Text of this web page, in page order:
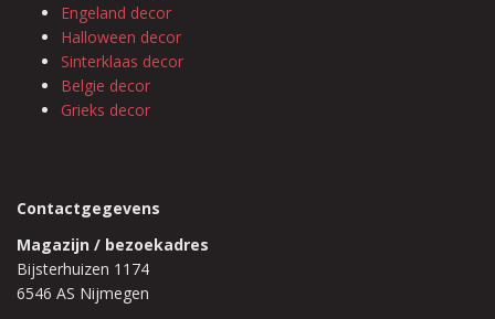
Engeland decor
Halloween decor
Sinterklaas decor
Belgie decor
Grieks decor
Contactgegevens
Magazijn / bezoekadres
Bijsterhuizen 1174
6546 AS Nijmegen